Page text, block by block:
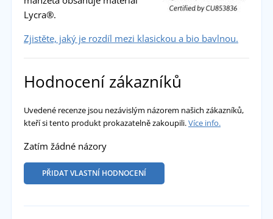
Lycra®.
Zjistěte, jaký je rozdíl mezi klasickou a bio bavlnou.
Hodnocení zákazníků
Uvedené recenze jsou nezávislým názorem našich zákazníků,
kteří si tento produkt prokazatelně zakoupili.Více info.
Zatím žádné názory
PŘIDAT VLASTNÍ HODNOCENÍ